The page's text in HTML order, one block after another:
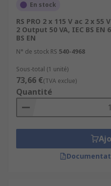
En stock
RS PRO 2 x 115 V ac 2 x
2 Output 50 VA, IEC BS EN
BS EN
N° de stock RS 540-4968
Sous-total (1 unité)
73,66 €(TVA exclue)
Quantité